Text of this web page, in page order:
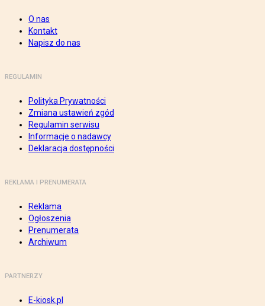
O nas
Kontakt
Napisz do nas
REGULAMIN
Polityka Prywatności
Zmiana ustawień zgód
Regulamin serwisu
Informacje o nadawcy
Deklaracja dostępności
REKLAMA I PRENUMERATA
Reklama
Ogłoszenia
Prenumerata
Archiwum
PARTNERZY
E-kiosk.pl